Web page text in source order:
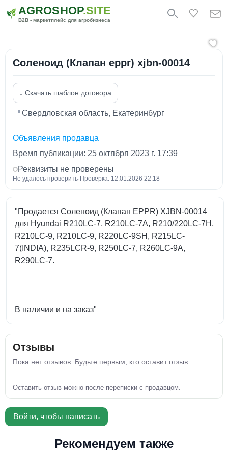
AGROSHOP.SITE
B2B - маркетплейс для агробизнеса
Соленоид (Клапан eppr) xjbn-00014
↓ Скачать шаблон договора
📍Свердловская область, Екатеринбург
Объявления продавца
Время публикации: 25 октября 2023 г. 17:39
Реквизиты не проверены
Не удалось проверить· Проверка: 12.01.2026 22:18
"Продается Соленоид (Клапан EPPR) XJBN-00014
для Hyundai R210LC-7, R210LC-7A, R210/220LC-7H,
R210LC-9, R210LC-9, R220LC-9SH, R215LC-
7(INDIA), R235LCR-9, R250LC-7, R260LC-9A,
R290LC-7.
В наличии и на заказ"
Отзывы
Пока нет отзывов. Будьте первым, кто оставит отзыв.
Оставить отзыв можно после переписки с продавцом.
Войти, чтобы написать
Рекомендуем также